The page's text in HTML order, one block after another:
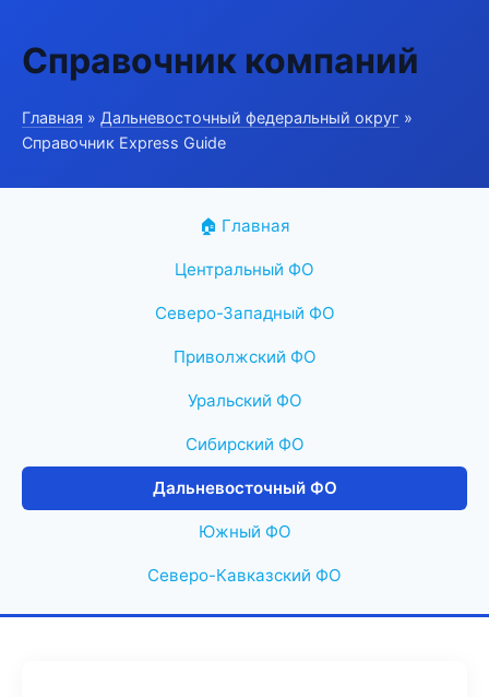
Справочник компаний
Главная » Дальневосточный федеральный округ »
Справочник Express Guide
🏠 Главная
Центральный ФО
Северо-Западный ФО
Приволжский ФО
Уральский ФО
Сибирский ФО
Дальневосточный ФО
Южный ФО
Северо-Кавказский ФО